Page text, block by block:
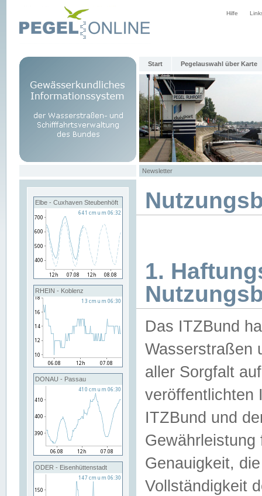
Hilfe
Start Pegelauswahl über Karte
Newsletter
Elbe - Cuxhaven Steubenhöft
RHEIN - Koblenz
DONAU - Passau
ODER - Eisenhüttenstadt
1.
Das ITZBund
Wasserstraßen
aller Sorgfalt
veröffentlichten
ITZBund und
Genauigkeit,
Vollständigkeit